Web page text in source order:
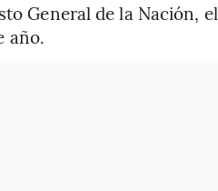
General de la Nación, el
año.